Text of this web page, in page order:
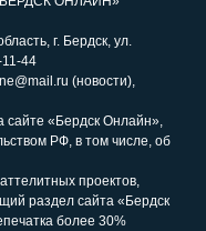
г. Бердск, ул.
44
(новости),
сайте «Бердск Онлайн»,
РФ, в том числе, об
проектов,
раздел сайта «Бердск
более 30%